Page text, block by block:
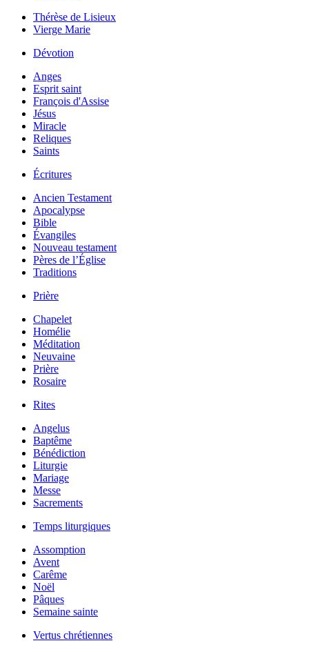
Thérèse de Lisieux
Vierge Marie
Dévotion
Anges
Esprit saint
François d'Assise
Jésus
Miracle
Reliques
Saints
Écritures
Ancien Testament
Apocalypse
Bible
Évangiles
Nouveau testament
Pères de l’Église
Traditions
Prière
Chapelet
Homélie
Méditation
Neuvaine
Prière
Rosaire
Rites
Angelus
Baptême
Bénédiction
Liturgie
Mariage
Messe
Sacrements
Temps liturgiques
Assomption
Avent
Carême
Noël
Pâques
Semaine sainte
Vertus chrétiennes